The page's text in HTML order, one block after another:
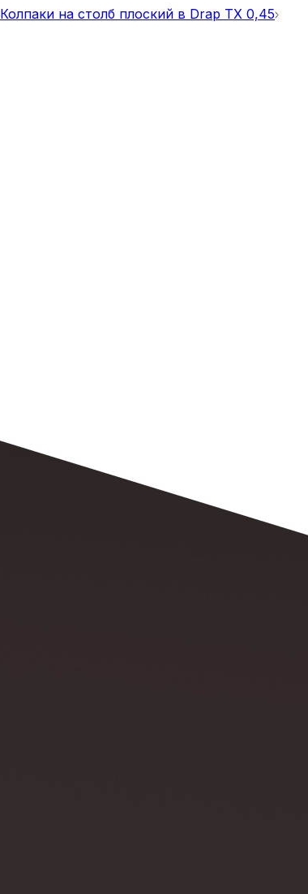
Колпаки на столб плоский в Drap TX 0,45